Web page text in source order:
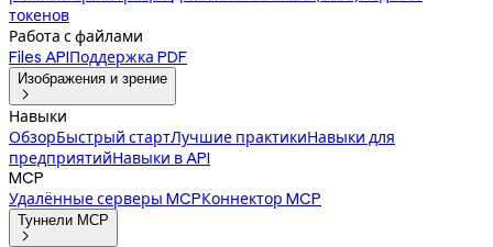
токенов
Работа с файлами
Files APIПоддержка PDF
Изображения и зрение

Навыки
ОбзорБыстрый стартЛучшие практикиНавыки для
предприятийНавыки в API
MCP
Удалённые серверы MCPКоннектор MCP
Туннели MCP
